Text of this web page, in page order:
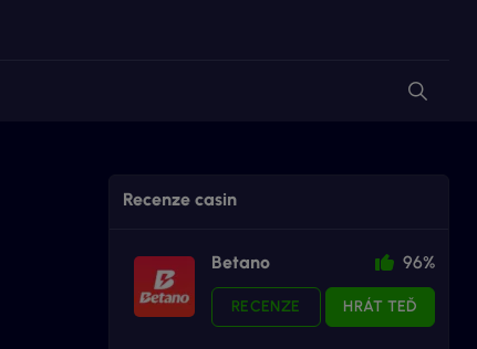
Recenze casin
Betano 96%
RECENZE HRÁT TEĎ